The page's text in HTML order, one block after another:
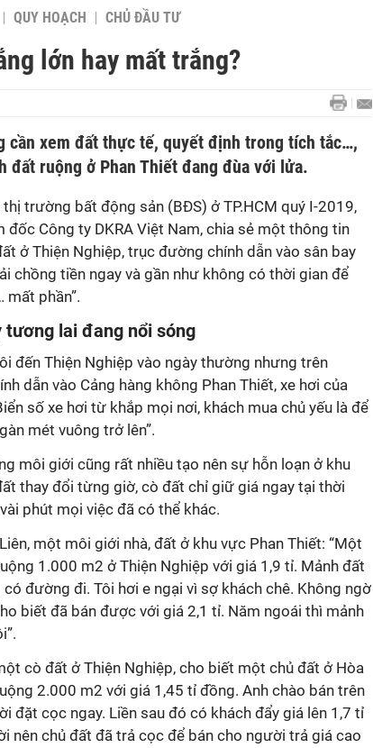
QUY HOẠCH CHỦ ĐẦU TƯ
lớn hay mất trắng?
cần xem đất thực tế, quyết định trong tích tắc…,
đất ruộng ở Phan Thiết đang đùa với lửa.
trường bất động sản (BĐS) ở TP.HCM quý I-2019,
đốc Công ty DKRA Việt Nam, chia sẻ một thông tin
ở Thiện Nghiệp, trục đường chính dẫn vào sân bay
chồng tiền ngay và gần như không có thời gian để
mất phần”.
lai đang nổi sóng
đến Thiện Nghiệp vào ngày thường nhưng trên
dẫn vào Cảng hàng không Phan Thiết, xe hơi của
số xe hơi từ khắp mọi nơi, khách mua chủ yếu là để
mét vuông trở lên”.
môi giới cũng rất nhiều tạo nên sự hỗn loạn ở khu
thay đổi từng giờ, cò đất chỉ giữ giá ngay tại thời
phút mọi việc đã có thể khác.
một môi giới nhà, đất ở khu vực Phan Thiết: “Một
1.000 m2 ở Thiện Nghiệp với giá 1,9 tỉ. Mảnh đất
đường đi. Tôi hơi e ngại vì sợ khách chê. Không ngờ
biết đã bán được với giá 2,1 tỉ. Năm ngoái thì mảnh
cò đất ở Thiện Nghiệp, cho biết một chủ đất ở Hòa
2.000 m2 với giá 1,45 tỉ đồng. Anh chào bán trên
đặt cọc ngay. Liền sau đó có khách đẩy giá lên 1,7 tỉ
nên chủ đất đã trả cọc để bán cho người trả giá cao